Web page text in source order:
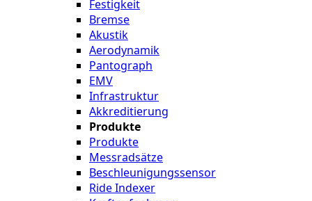
Festigkeit
Bremse
Akustik
Aerodynamik
Pantograph
EMV
Infrastruktur
Akkreditierung
Produkte
Produkte
Messradsätze
Beschleunigungssensor
Ride Indexer